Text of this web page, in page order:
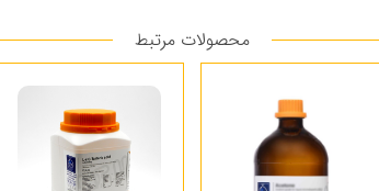
محصولات مرتبط